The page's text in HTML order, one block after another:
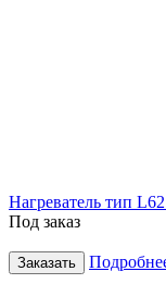
Нагреватель тип
Под заказ
Заказать